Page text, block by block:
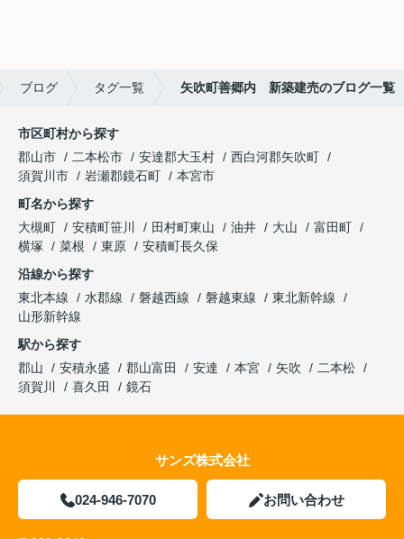
ブログ タグ一覧 矢吹町善郷内 新築建売のブログ一覧
市区町村から探す
郡山市
二本松市 安達郡大玉村
西白河郡矢吹町
須賀川市
岩瀬郡鏡石町
本宮市
町名から探す
大槻町
安積町笹川 田村町東山 油井 大山
富田町
横塚
菜根 東原
安積町長久保
沿線から探す
東北本線
水郡線 磐越西線 磐越東線
東北新幹線
山形新幹線
駅から探す
郡山
安積永盛 郡山富田 安達 本宮 矢吹
二本松
須賀川
喜久田 鏡石
サンズ株式会社
024-946-7070 お問い合わせ